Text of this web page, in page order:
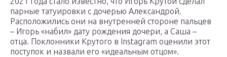
парные татуировки с дочерью Александрой.
Расположились они на внутренней стороне пальцев
– Игорь «набил» дату рождения дочери, а Саша –
отца. Поклонники Крутого в Instagram оценили этот
поступок и назвали его «идеальным отцом».